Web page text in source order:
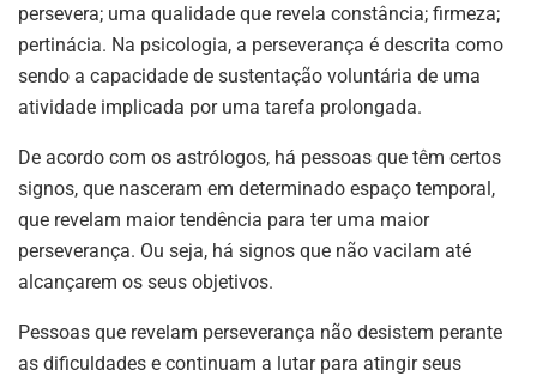
persevera; uma qualidade que revela constância; firmeza;
pertinácia. Na psicologia, a perseverança é descrita como
sendo a capacidade de sustentação voluntária de uma
atividade implicada por uma tarefa prolongada.
De acordo com os astrólogos, há pessoas que têm certos
signos, que nasceram em determinado espaço temporal,
que revelam maior tendência para ter uma maior
perseverança. Ou seja, há signos que não vacilam até
alcançarem os seus objetivos.
Pessoas que revelam perseverança não desistem perante
as dificuldades e continuam a lutar para atingir seus